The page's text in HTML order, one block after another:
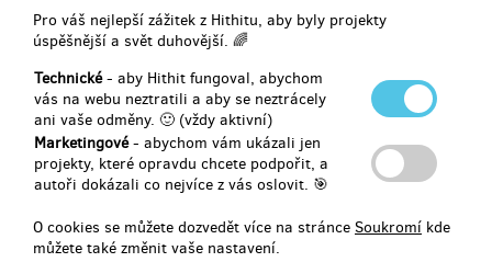
Pro váš nejlepší zážitek z Hithitu, aby byly projekty
úspěšnější a svět duhovější. 🌈
Technické- aby Hithit fungoval, abychom
vás na webu neztratili a aby se neztrácely
ani vaše odměny. 🙂 (vždy aktivní)
Marketingové- abychom vám ukázali jen
projekty, které opravdu chcete podpořit, a
autoři dokázali co nejvíce z vás oslovit. 🎯
O cookies se můžete dozvedět více na stránce Soukromí kde
můžete také změnit vaše nastavení.
Doručení odměny: na poštovní adresu, do čtvrt roku po ukončení
projektu na Hithitu
zbývá 10
Hodina s muzikantem
Chcete se sejít a popovídat si s muzikantem z CM Pramínky?
Chcete si zkusit zahrát na jeho hudební nástroj?